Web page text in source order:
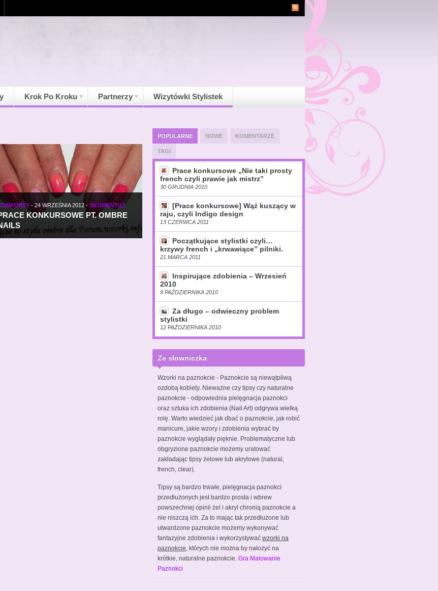
Krok Po Kroku Partnerzy Wizytówki Stylistek
- 24 WRZEŚNIA 2012- SKOMENTUJ
KONKURSOWE PT. OMBRE
POPULARNE NOWE KOMENTARZE
TAGI
Prace konkursowe „Nie taki prosty
french czyli prawie jak mistrz”
30 GRUDNIA 2010
[Prace konkursowe] Wąż kuszący w
raju, czyli Indigo design
13 CZERWCA 2011
Początkujące stylistki czyli…
krzywy french i „krwawiące” pilniki.
21 MARCA 2011
Inspirujące zdobienia – Wrzesień
2010
9 PAŹDZIERNIKA 2010
Za długo – odwieczny problem
stylistki
12 PAŹDZIERNIKA 2010
Ze słowniczka
Wzorki na paznokcie - Paznokcie są niewątpliwą
ozdobą kobiety. Nieważne czy tipsy czy naturalne
paznokcie - odpowiednia pielęgnacja paznokci
oraz sztuka ich zdobienia (Nail Art) odgrywa wielką
rolę. Warto wiedzieć jak dbać o paznokcie, jak robić
manicure, jakie wzory i zdobienia wybrać by
paznokcie wyglądały pięknie. Problematyczne lub
obgryzione paznokcie możemy uratować
zakładając tipsy żelowe lub akrylowe (natural,
french, clear).
Tipsy są bardzo trwałe, pielęgnacja paznokci
przedłużonych jest bardzo prosta i wbrew
powszechnej opinii żel i akryl chronią paznokcie a
nie niszczą ich. Za to mając tak przedłużone lub
utwardzone paznokcie możemy wykonywać
fantazyjne zdobienia i wykorzystywać wzorki na
paznokcie, których nie można by nałożyć na
krótkie, naturalne paznokcie. Gra Malowanie
Paznokci